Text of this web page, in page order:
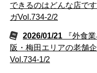
できるのはどんな店で
ガVol.734-2/2
2026/01/21
『外食
阪・梅田エリアの老舗
Vol.734-1/2